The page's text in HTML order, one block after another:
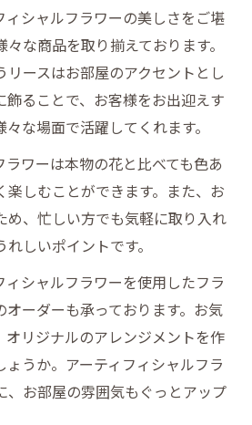
ィシャルフラワーの美しさをご堪
な商品を取り揃えております。
リースはお部屋のアクセントとし
飾ることで、お客様をお出迎えす
な場面で活躍してくれます。
ラワーは本物の花と比べても色あ
楽しむことができます。また、お
め、忙しい方でも気軽に取り入れ
しいポイントです。
ィシャルフラワーを使用したフラ
オーダーも承っております。お気
オリジナルのアレンジメントを作
ょうか。アーティフィシャルフラ
、お部屋の雰囲気もぐっとアップ